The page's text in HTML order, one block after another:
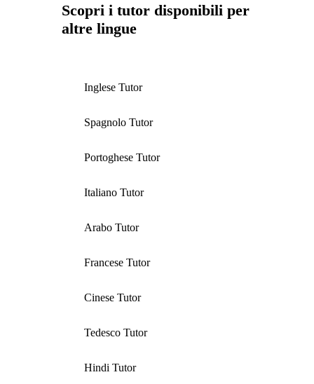
Scopri i tutor disponibili per
altre lingue
Inglese Tutor
Spagnolo Tutor
Portoghese Tutor
Italiano Tutor
Arabo Tutor
Francese Tutor
Cinese Tutor
Tedesco Tutor
Hindi Tutor